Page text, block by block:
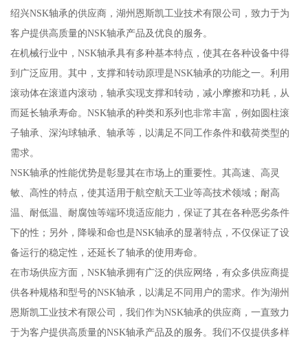
绍兴NSK轴承的供应商，湖州恩斯凯工业技术有限公司，致力于为
客户提供高质量的NSK轴承产品及优良的服务。
在机械行业中，NSK轴承具有多种基本特点，使其在各种设备中得
到广泛应用。其中，支撑和转动原理是NSK轴承的功能之一。利用
滚动体在滚道内滚动，轴承实现支撑和转动，减小摩擦和功耗，从
而延长轴承寿命。NSK轴承的种类和系列也非常丰富，例如圆柱滚
子轴承、深沟球轴承、轴承等，以满足不同工作条件和载荷类型的
需求。
NSK轴承的性能优势是彰显其在市场上的重要性。其高速、高灵
敏、高性的特点，使其适用于航空航天工业等高技术领域；耐高
温、耐低温、耐腐蚀等端环境适应能力，保证了其在各种恶劣条件
下的性；另外，降噪和命也是NSK轴承的显著特点，不仅保证了设
备运行的稳定性，还延长了轴承的使用寿命。
在市场供应方面，NSK轴承拥有广泛的供应网络，有众多供应商提
供各种规格和型号的NSK轴承，以满足不同用户的需求。作为湖州
恩斯凯工业技术有限公司，我们作为NSK轴承的供应商，一直致力
于为客户提供高质量的NSK轴承产品及的服务。我们不仅提供多样